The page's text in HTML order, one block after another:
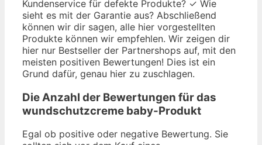
Kundenservice für defekte Produkte? ✓ Wie
sieht es mit der Garantie aus? Abschließend
können wir dir sagen, alle hier vorgestellten
Produkte können wir empfehlen. Wir zeigen dir
hier nur Bestseller der Partnershops auf, mit den
meisten positiven Bewertungen! Dies ist ein
Grund dafür, genau hier zu zuschlagen.
Die Anzahl der Bewertungen für das
wundschutzcreme baby-Produkt
Egal ob positive oder negative Bewertung. Sie